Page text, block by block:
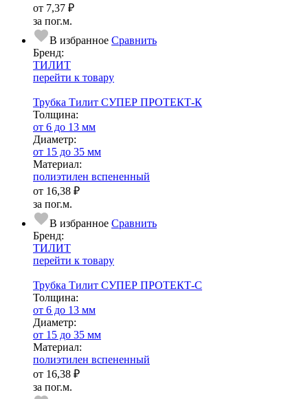
от 7,37 ₽
за пог.м.
В избранное Сравнить
Бренд:
ТИЛИТ
перейти к товару
Трубка Тилит СУПЕР ПРОТЕКТ-К
Тол­щи­на:
от 6 до 13 мм
Диаметр:
от 15 до 35 мм
Ма­­те­­ри­­ал:
полиэтилен вспененный
от 16,38 ₽
за пог.м.
В избранное Сравнить
Бренд:
ТИЛИТ
перейти к товару
Трубка Тилит СУПЕР ПРОТЕКТ-С
Тол­щи­на:
от 6 до 13 мм
Диаметр:
от 15 до 35 мм
Ма­­те­­ри­­ал:
полиэтилен вспененный
от 16,38 ₽
за пог.м.